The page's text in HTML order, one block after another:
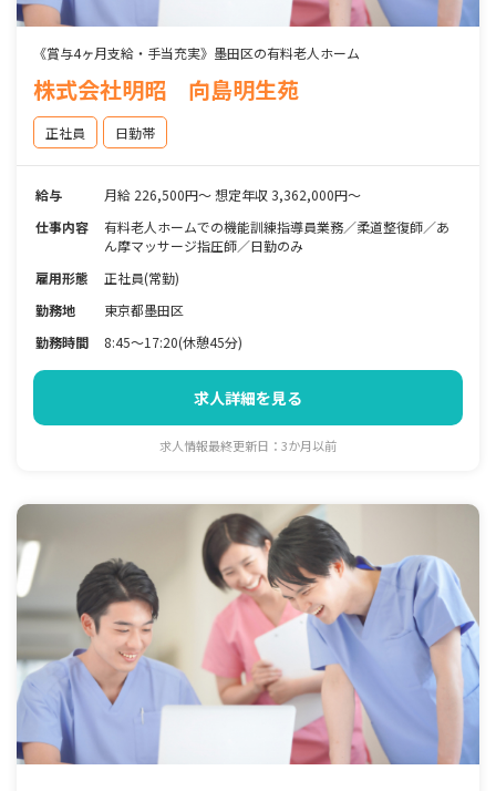
《賞与4ヶ月支給・手当充実》墨田区の有料老人ホーム
株式会社明昭 向島明生苑
正社員 日勤帯
給与
月給 226,500円～ 想定年収 3,362,000円～
仕事内容
有料老人ホームでの機能訓練指導員業務／柔道整復師／あ
ん摩マッサージ指圧師／日勤のみ
雇用形態
正社員(常勤)
勤務地
東京都墨田区
勤務時間
8:45～17:20(休憩45分)
求人詳細を見る
求人情報最終更新日：3か月以前